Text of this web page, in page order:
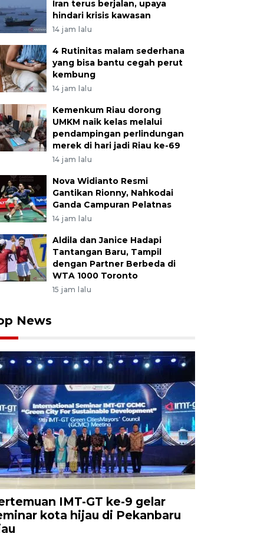
Iran terus berjalan, upaya
hindari krisis kawasan
14 jam lalu
4 Rutinitas malam sederhana
yang bisa bantu cegah perut
kembung
14 jam lalu
Kemenkum Riau dorong
UMKM naik kelas melalui
pendampingan perlindungan
merek di hari jadi Riau ke-69
14 jam lalu
Nova Widianto Resmi
Gantikan Rionny, Nahkodai
Ganda Campuran Pelatnas
14 jam lalu
Aldila dan Janice Hadapi
Tantangan Baru, Tampil
dengan Partner Berbeda di
WTA 1000 Toronto
15 jam lalu
News
IMT-GT ke-9 gelar
kota hijau di Pekanbaru